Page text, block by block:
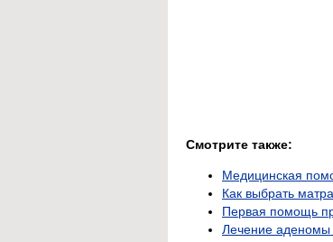
Смотрите также:
Медицинская
Как выбрать
Первая помощь
Лечение